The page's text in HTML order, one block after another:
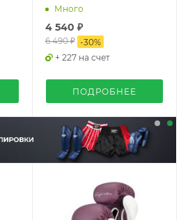
Много
4 540 ₽
6 490 ₽ -30%
+ 227 на счет
ПОДРОБНЕЕ